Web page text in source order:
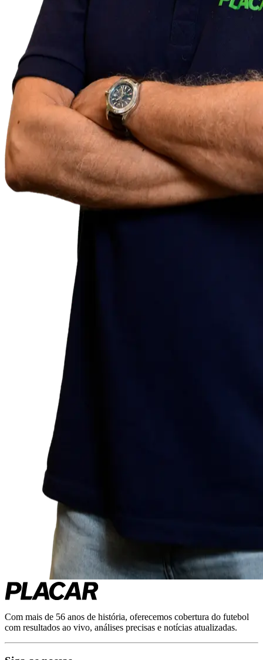
Com mais de 56 anos de história, oferecemos cobertura do futebol
com resultados ao vivo, análises precisas e notícias atualizadas.